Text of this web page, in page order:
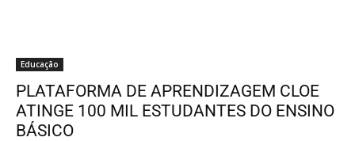
Educação
PLATAFORMA DE APRENDIZAGEM CLOE
ATINGE 100 MIL ESTUDANTES DO ENSINO
BÁSICO